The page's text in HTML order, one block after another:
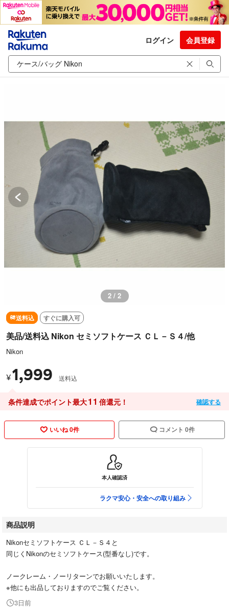
ログイン 会員登録
2 / 2
送料込 すぐに購入可
美品/送料込 Nikon セミソフトケース ＣＬ－Ｓ４/他
Nikon
¥1,999 送料込
条件達成でポイント最大11 倍還元！ 確認する
いいね 0件 コメント 0件
本人確認済
ラクマ安心・安全への取り組み
商品説明
Nikonセミソフトケース ＣＬ－Ｓ４と
同じくNikonのセミソフトケース(型番なし)です。
ノークレーム・ノーリターンでお願いいたします。
※他にも出品しておりますのでご覧ください。
3日前